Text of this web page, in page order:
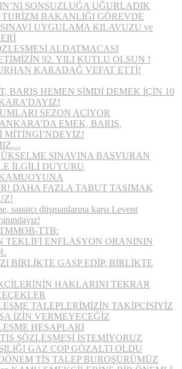
SONSUZLUĞA UĞURLADIK
BAKANLIĞI GÖREVDE
UYGULAMA KILAVUZU ve
ALDATMACASI
92. YILI KUTLU OLSUN !
KARADAĞ VEFAT ETTİ!
BARIŞ HEMEN ŞİMDİ DEMEK İÇİN 10
SEZON AÇIYOR
EMEK, BARIŞ,
MİTİNGİ’NDEYİZ!
SINAVINA BAŞVURAN
İLGİLİ DUYURU
DAHA FAZLA TABUT TAŞIMAK
sanatçı düşmanlarına karşı Levent
TTB:
TEKLİFİ ENFLASYON ORANININ
BİRLİKTE GASP EDİP, BİRLİKTE
HAKLARINI TEKRAR
TALEPLERİMİZİN TAKİPÇİSİYİZ
İZİN VERMEYECEĞİZ
HESAPLARI
SÖZLEŞMESİ İSTEMİYORUZ
GAZ COP GÖZALTI OLDU
TİS TALEP BUROŞÜRÜMÜZ